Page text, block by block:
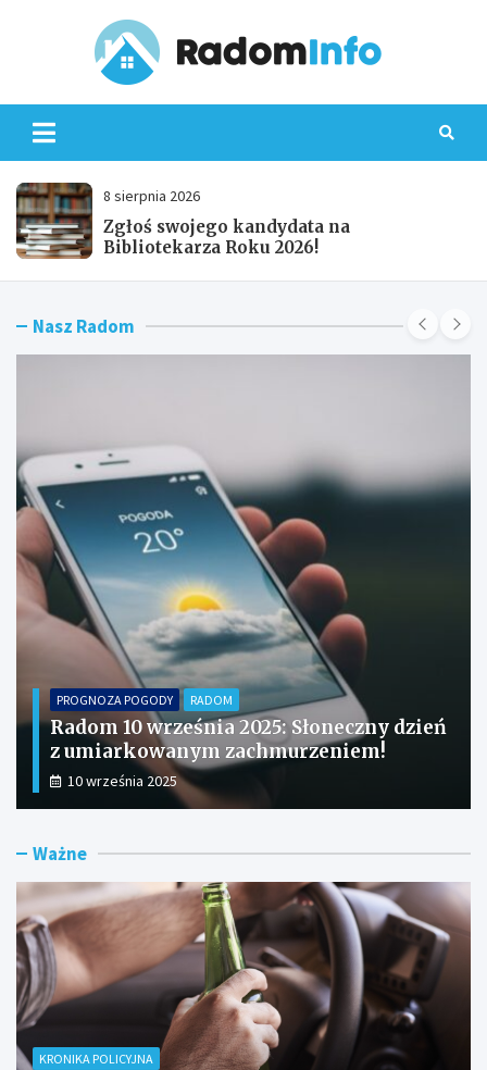
8 sierpnia 2026
Koncert przeniesiony do MOK – nie
przegap!
Nasz Radom
PROGNOZA POGODY RADOM
Słoneczny dzień w Radomiu: Prognoza
pogody na 9 września 2025!
9 września 2025
Ważne
KRONIKA POLICYJNA